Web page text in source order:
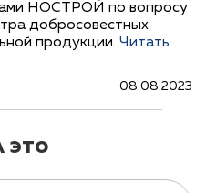
НОСТРОЙ по вопросу
добросовестных
продукции. Читать
08.08.2023